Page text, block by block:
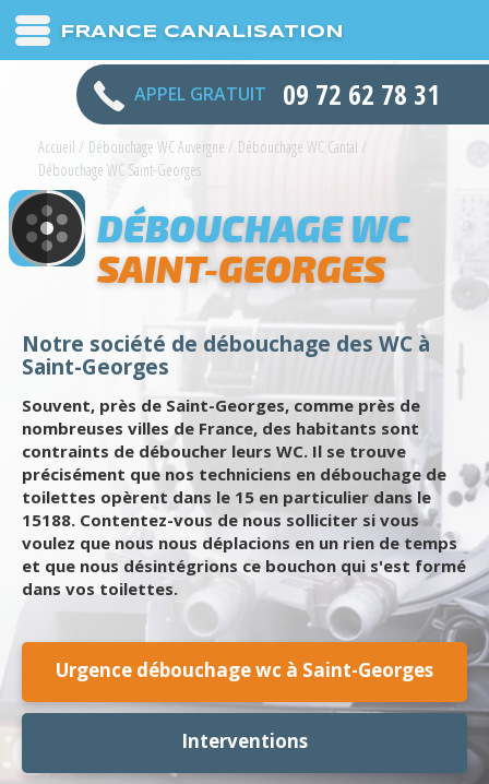
FRANCE CANALISATION
APPEL GRATUIT 09 72 62 78 31
Accueil / Débouchage WC Auvergne / Débouchage WC Cantal /
Débouchage WC Saint-Georges
DÉBOUCHAGE WC
SAINT-GEORGES
Notre société de débouchage des WC à
Saint-Georges
Souvent, près de Saint-Georges, comme près de
nombreuses villes de France, des habitants sont
contraints de déboucher leurs WC. Il se trouve
précisément que nos techniciens en débouchage de
toilettes opèrent dans le 15 en particulier dans le
15188. Contentez-vous de nous solliciter si vous
voulez que nous nous déplacions en un rien de temps
et que nous désintégrions ce bouchon qui s'est formé
dans vos toilettes.
Urgence débouchage wc à Saint-Georges
Interventions